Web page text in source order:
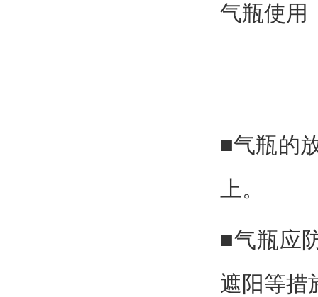
气瓶使用
■气瓶的
上。
■气瓶应
遮阳等措